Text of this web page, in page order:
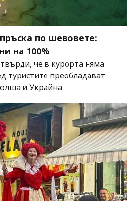
по шевовете:
на 100%
че в курорта няма
туристите преобладават
и Украйна